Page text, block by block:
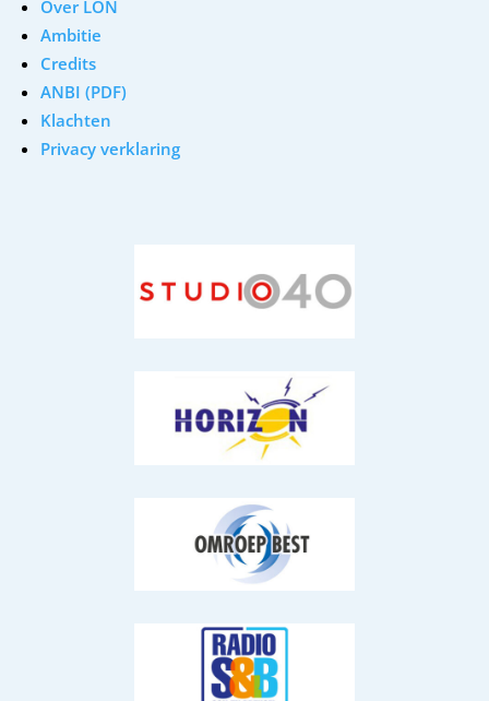
Over LON
Ambitie
Credits
ANBI (PDF)
Klachten
Privacy verklaring